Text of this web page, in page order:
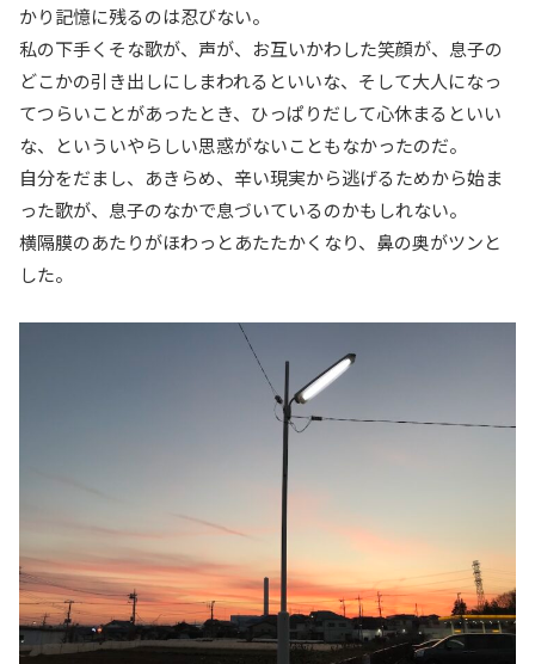
かり記憶に残るのは忍びない。
私の下手くそな歌が、声が、お互いかわした笑顔が、息子の
どこかの引き出しにしまわれるといいな、そして大人になっ
てつらいことがあったとき、ひっぱりだして心休まるといい
な、といういやらしい思惑がないこともなかったのだ。
自分をだまし、あきらめ、辛い現実から逃げるためから始ま
った歌が、息子のなかで息づいているのかもしれない。
横隔膜のあたりがほわっとあたたかくなり、鼻の奥がツンと
した。